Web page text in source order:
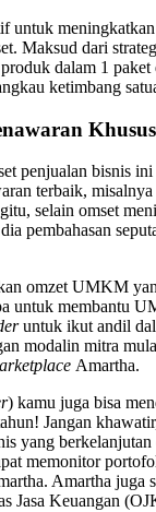
untuk
Maksud dari
dalam 1 paket
ketimbang
Khusus
penjualan bisnis
terbaik,
selain omset
pembahasan
omzet UMKM
untuk membantu
untuk ikut andil
modalin mitra
Amartha.
) kamu juga bisa
Jangan
yang
memonitor
Amartha juga
Jasa Keuangan